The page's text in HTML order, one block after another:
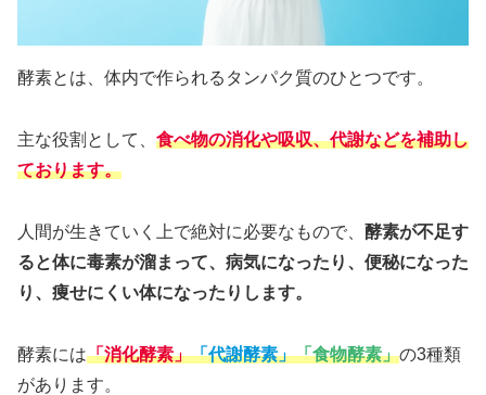
酵素とは、体内で作られるタンパク質のひとつです。
主な役割として、 食べ物の消化や吸収、代謝などを補助し
ております。
人間が生きていく上で絶対に必要なもので、 酵素が不足す
ると体に毒素が溜まって、病気になったり、便秘になった
り、痩せにくい体になったりします。
酵素には「消化酵素」「代謝酵素」「食物酵素」の3種類
があります。